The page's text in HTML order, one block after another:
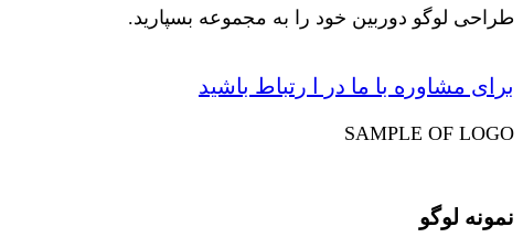
طراحی لوگو دوربین خود را به مجموعه بسپارید.
برای مشاوره با ما در ا رتباط باشید
SAMPLE OF LOGO
نمونه لوگو